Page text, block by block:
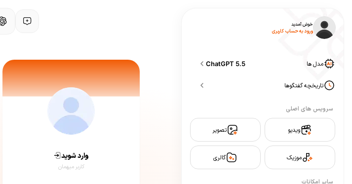
خوش آمدید
ورود به حساب کاربری
مدل ها ChatGPT 5.5
تاریخچه گفتگوها
سرویس های اصلی
ویدیو تصویر
موزیک گالری
سایر امکانات
وارد شوید
کاربر میهمان